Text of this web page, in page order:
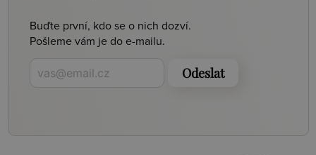
Buďte první, kdo se o nich dozví.
Pošleme vám je do e-mailu.
Odeslat